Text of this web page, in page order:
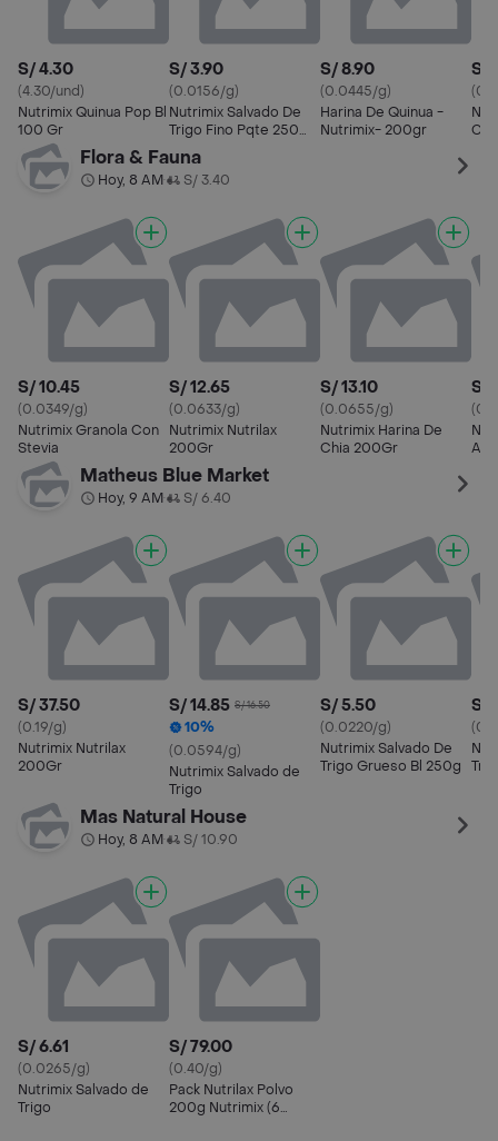
S/ 4.30
(4.30/und)
Nutrimix Quinua Pop Bl
100 Gr
S/ 3.90
(0.0156/g)
Nutrimix Salvado De
Trigo Fino Pqte 250
S/ 8.90
(0.0445/g)
Harina De Quinua -
Nutrimix- 200gr
S/
Flora & Fauna
Hoy, 8 AM• S/ 3.40
S/ 10.45
(0.0349/g)
Nutrimix Granola Con
Stevia
S/ 12.65
(0.0633/g)
Nutrimix Nutrilax
200Gr
S/ 13.10
(0.0655/g)
Nutrimix Harina De
Chia 200Gr
S/
Matheus Blue Market
Hoy, 9 AM• S/ 6.40
S/ 37.50
(0.19/g)
Nutrimix Nutrilax
200Gr
S/ 14.85 S/ 16.50
10%
(0.0594/g)
Nutrimix Salvado de
Trigo
S/ 5.50
(0.0220/g)
Nutrimix Salvado De
Trigo Grueso Bl 250g
S/
Mas Natural House
Hoy, 8 AM• S/ 10.90
S/ 6.61
(0.0265/g)
Nutrimix Salvado de
Trigo
S/ 79.00
(0.40/g)
Pack Nutrilax Polvo
200g Nutrimix (6